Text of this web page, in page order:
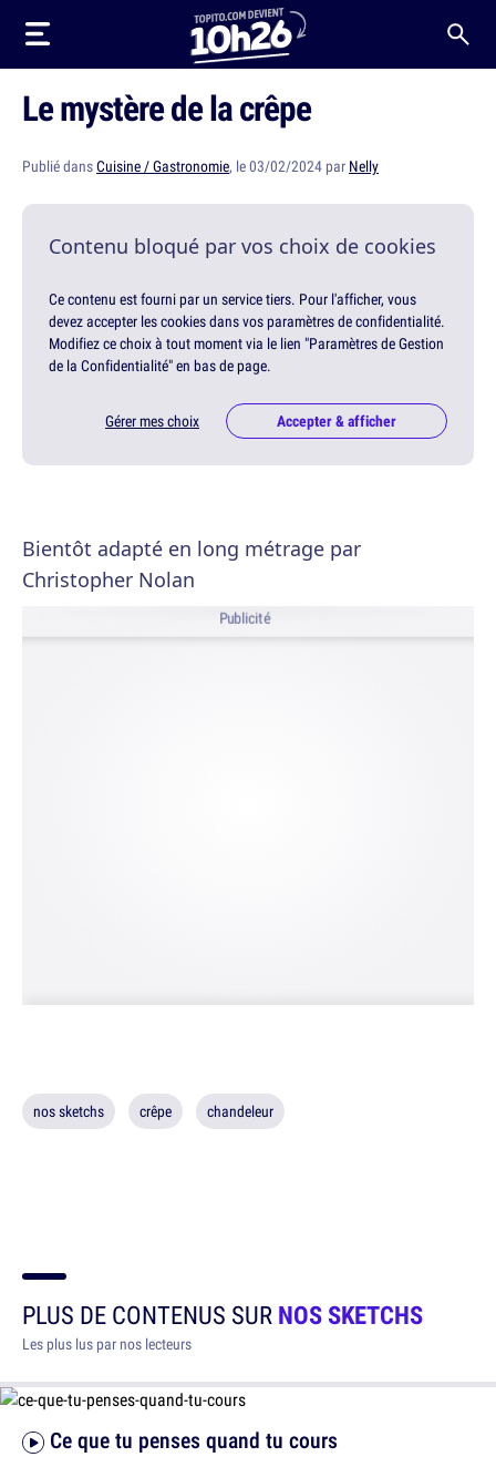
Le mystère de la crêpe
Publié dansCuisine / Gastronomie, le 03/02/2024 par Nelly
Contenu bloqué par vos choix de cookies
Ce contenu est fourni par un service tiers. Pour l'afficher, vous
devez accepter les cookies dans vos paramètres de confidentialité.
Modifiez ce choix à tout moment via le lien "Paramètres de Gestion
de la Confidentialité" en bas de page.
Gérer mes choix Accepter & afficher
Bientôt adapté en long métrage par
Christopher Nolan
Publicité
nos sketchs crêpe chandeleur
PLUS DE CONTENUS SURNOS SKETCHS
Les plus lus par nos lecteurs
Ce que tu penses quand tu cours